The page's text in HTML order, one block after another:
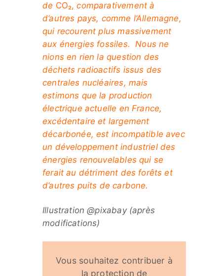
de CO₂,comparativement à
d’autres pays, comme l’Allemagne,
qui recourent plus massivement
aux énergies fossiles. Nous ne
nions en rien la question des
déchets radioactifs issus des
centrales nucléaires, mais
estimons que la production
électrique actuelle en France,
excédentaire et largement
décarbonée, est incompatible avec
un développement industriel des
énergies renouvelables qui se
ferait au détriment des forêts et
d’autres puits de carbone.
Illustration @pixabay (après
modifications)
Vous souhaitez contribuer à
la protection de